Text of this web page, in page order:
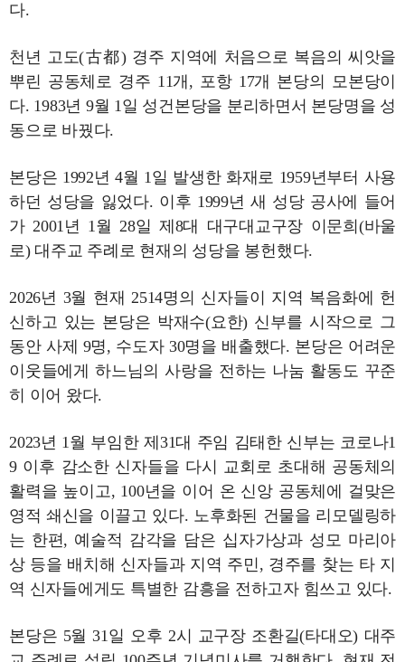
다.
천년 고도(古都) 경주 지역에 처음으로 복음의 씨앗을
뿌린 공동체로 경주 11개, 포항 17개 본당의 모본당이
다. 1983년 9월 1일 성건본당을 분리하면서 본당명을 성
동으로 바꿨다.
본당은 1992년 4월 1일 발생한 화재로 1959년부터 사용
하던 성당을 잃었다. 이후 1999년 새 성당 공사에 들어
가 2001년 1월 28일 제8대 대구대교구장 이문희(바울
로) 대주교 주례로 현재의 성당을 봉헌했다.
2026년 3월 현재 2514명의 신자들이 지역 복음화에 헌
신하고 있는 본당은 박재수(요한) 신부를 시작으로 그
동안 사제 9명, 수도자 30명을 배출했다. 본당은 어려운
이웃들에게 하느님의 사랑을 전하는 나눔 활동도 꾸준
히 이어 왔다.
2023년 1월 부임한 제31대 주임 김태한 신부는 코로나1
9 이후 감소한 신자들을 다시 교회로 초대해 공동체의
활력을 높이고, 100년을 이어 온 신앙 공동체에 걸맞은
영적 쇄신을 이끌고 있다. 노후화된 건물을 리모델링하
는 한편, 예술적 감각을 담은 십자가상과 성모 마리아
상 등을 배치해 신자들과 지역 주민, 경주를 찾는 타 지
역 신자들에게도 특별한 감흥을 전하고자 힘쓰고 있다.
본당은 5월 31일 오후 2시 교구장 조환길(타대오) 대주